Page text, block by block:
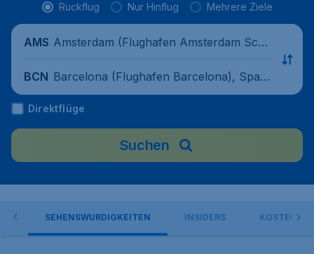
Rückflug Nur Hinflug Mehrere Ziele
AMS Amsterdam (Flughafen Amsterdam Schi
BCN Barcelona (Flughafen Barcelona), Spani
en
Direktflüge
Suchen
SEHENSWÜRDIGKEITEN INSIDERS KOSTEN